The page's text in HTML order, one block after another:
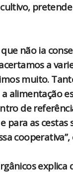
que não ia
a
muito.
alimentação
de
para as cestas
explica